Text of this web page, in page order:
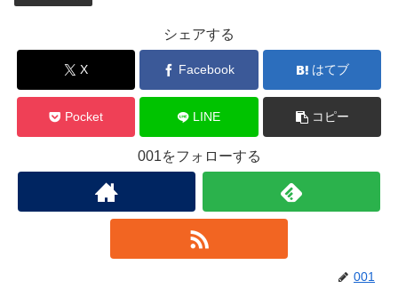
シェアする
X Facebook はてブ
Pocket LINE コピー
001をフォローする
001